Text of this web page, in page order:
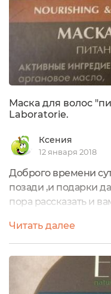
Маска для волос
Laboratorie.
Ксения
12 января 2018
Доброго времени
позади ,и подарки
пора рассказать и
"питание и
" экоголиком" не
на кнопочку "
паранойяльным
проверяю все,что
Читать далее